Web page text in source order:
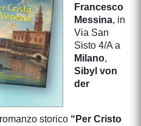
Francesco
Messina, in
Via San
Sisto 4/A a
Milano,
Sibyl von
der
storico “Per Cristo